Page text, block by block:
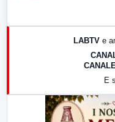
LABTV e
E